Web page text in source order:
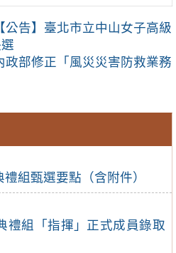
組甄選要點（含附件）
禮組「指揮」正式成員錄取
【公告】臺北市立中山女子高級
政部修正「風災災害防救業務